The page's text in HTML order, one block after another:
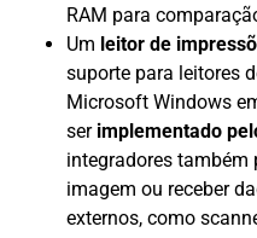
RAM para
Um leitor de
suporte para leitores
Microsoft Windows
ser implementado
integradores também
imagem ou receber
externos, como